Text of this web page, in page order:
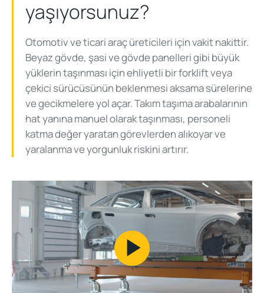
yaşıyorsunuz?
Otomotiv ve ticari araç üreticileri için vakit nakittir.
Beyaz gövde, şasi ve gövde panelleri gibi büyük
yüklerin taşınması için ehliyetli bir forklift veya
çekici sürücüsünün beklenmesi aksama sürelerine
ve gecikmelere yol açar. Takım taşıma arabalarının
hat yanına manuel olarak taşınması, personeli
katma değer yaratan görevlerden alıkoyar ve
yaralanma ve yorgunluk riskini artırır.
Play